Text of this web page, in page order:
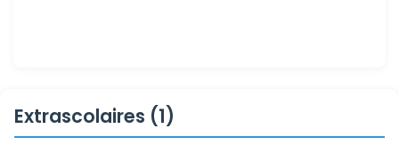
Extrascolaires (1)